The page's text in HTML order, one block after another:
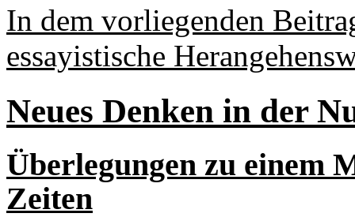
In dem vorliegenden
essayistische
Neues Denken in der
Überlegungen zu einem
Zeiten